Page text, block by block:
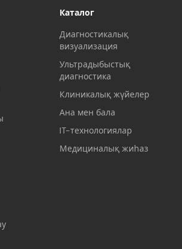
Каталог
Диагностикалық
визуализация
Ультрадыбыстық
диагностика
Клиникалық жүйелер
Ана мен бала
IT-технологиялар
Медициналық жиһаз